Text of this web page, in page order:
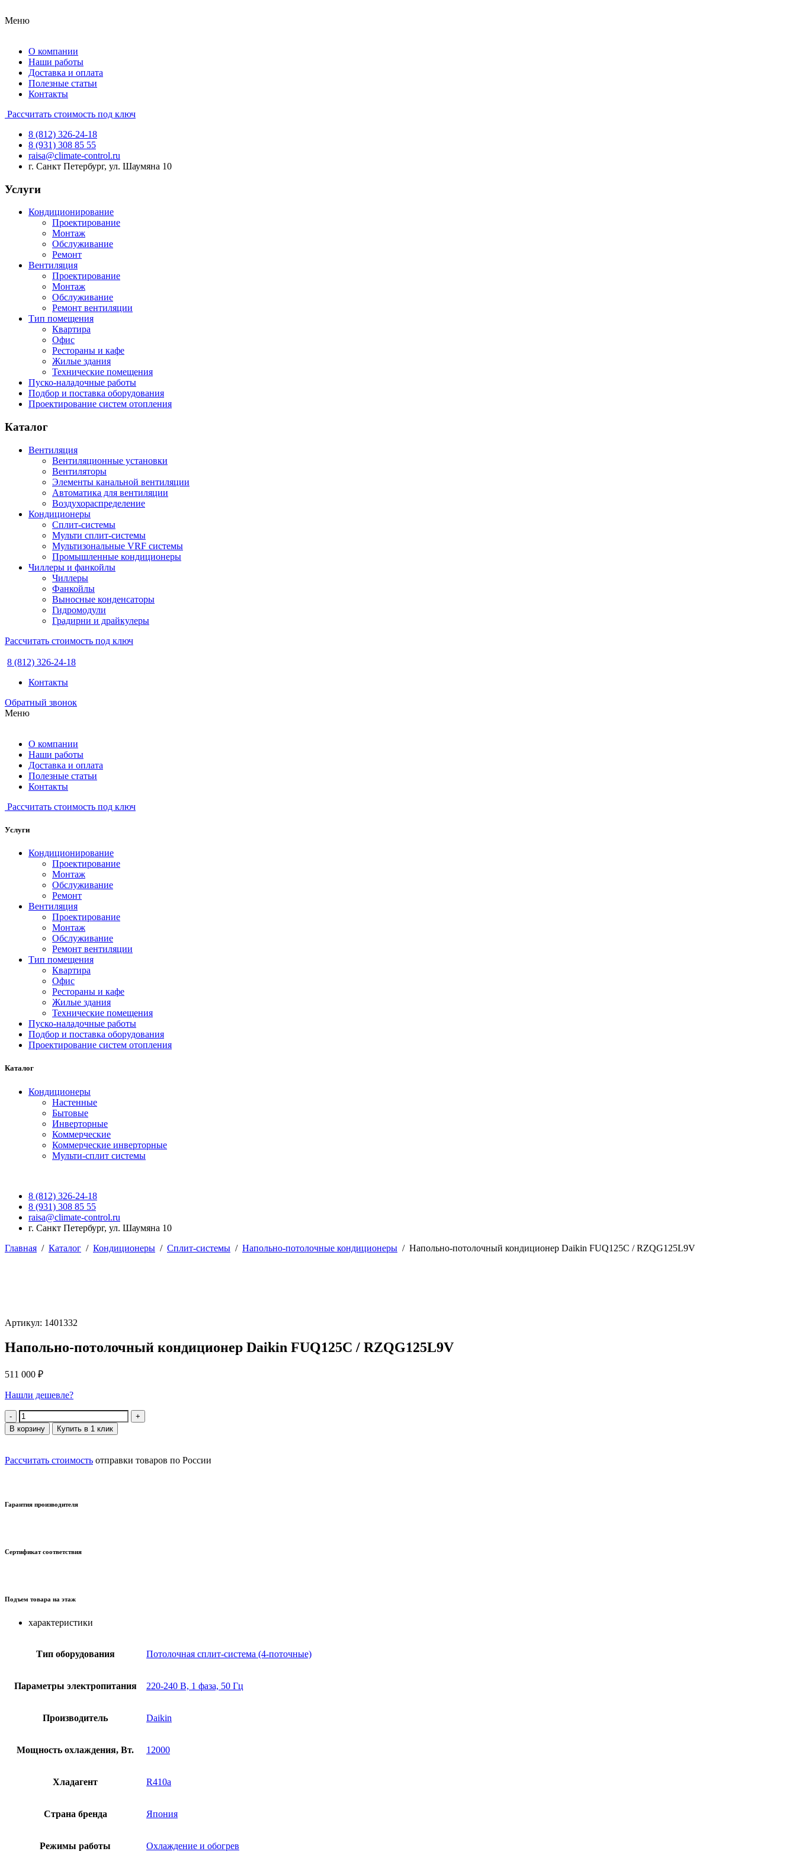
Меню
О компании
Наши работы
Доставка и оплата
Полезные статьи
Контакты
Рассчитать стоимость под ключ
8 (812) 326-24-18
8 (931) 308 85 55
raisa@climate-control.ru
г. Санкт Петербург, ул. Шаумяна 10
Услуги
Кондиционирование
Проектирование
Монтаж
Обслуживание
Ремонт
Вентиляция
Проектирование
Монтаж
Обслуживание
Ремонт вентиляции
Тип помещения
Квартира
Офис
Рестораны и кафе
Жилые здания
Технические помещения
Пуско-наладочные работы
Подбор и поставка оборудования
Проектирование систем отопления
Каталог
Вентиляция
Вентиляционные установки
Вентиляторы
Элементы канальной вентиляции
Автоматика для вентиляции
Воздухораспределение
Кондиционеры
Сплит-системы
Мульти сплит-системы
Мультизональные VRF системы
Промышленные кондиционеры
Чиллеры и фанкойлы
Чиллеры
Фанкойлы
Выносные конденсаторы
Гидромодули
Градирни и драйкулеры
Рассчитать стоимость под ключ
8 (812) 326-24-18
Контакты
Обратный звонок
Меню
О компании
Наши работы
Доставка и оплата
Полезные статьи
Контакты
Рассчитать стоимость под ключ
Услуги
Кондиционирование
Проектирование
Монтаж
Обслуживание
Ремонт
Вентиляция
Проектирование
Монтаж
Обслуживание
Ремонт вентиляции
Тип помещения
Квартира
Офис
Рестораны и кафе
Жилые здания
Технические помещения
Пуско-наладочные работы
Подбор и поставка оборудования
Проектирование систем отопления
Каталог
Кондиционеры
Настенные
Бытовые
Инверторные
Коммерческие
Коммерческие инверторные
Мульти-сплит системы
8 (812) 326-24-18
8 (931) 308 85 55
raisa@climate-control.ru
г. Санкт Петербург, ул. Шаумяна 10
Главная / Каталог / Кондиционеры / Сплит-системы / Напольно-потолочные кондиционеры / Напольно-потолочный кондиционер Daikin FUQ125C / RZQG125L9V
Артикул: 1401332
Напольно-потолочный кондиционер Daikin FUQ125C / RZQG125L9V
511 000 ₽
Нашли дешевле?
Количество
В корзину Купить в 1 клик
Рассчитать стоимость отправки товаров по России
Гарантия производителя
Сертификат соответствия
Подъем товара на этаж
характеристики
Тип оборудования Потолочная сплит-система (4-поточные)
Параметры электропитания 220-240 В, 1 фаза, 50 Гц
Производитель Daikin
Мощность охлаждения, Вт. 12000
Хладагент R410a
Страна бренда Япония
Режимы работы Охлаждение и обогрев